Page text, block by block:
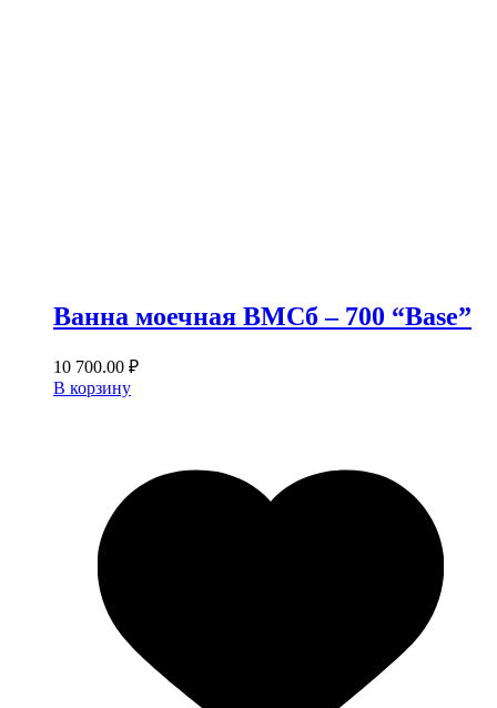
Ванна моечная ВМСб – 700 “Base”
10 700.00 ₽
В корзину